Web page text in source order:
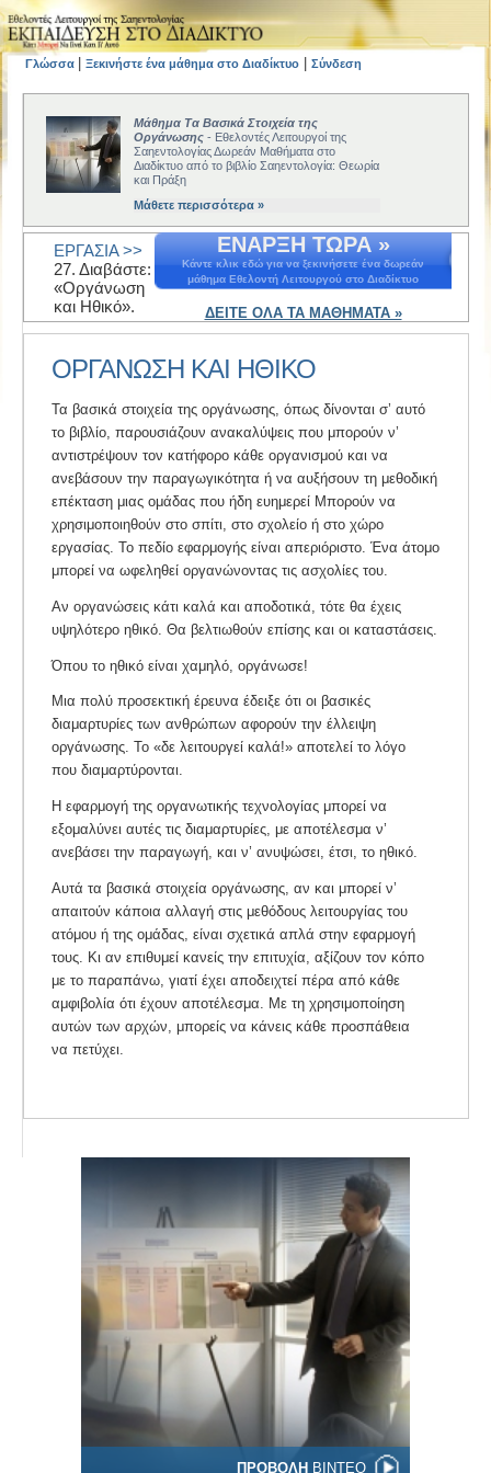
Γλώσσα Ξεκινήστε ένα μάθημα στο Διαδίκτυο Σύνδεση
ΠΡΟΒΟΛΗ ΒΙΝΤΕΟ
Μάθημα Τα Βασικά Στοιχεία της
Οργάνωσης - Εθελοντές Λειτουργοί της
Σαηεντολογίας Δωρεάν Μαθήματα στο
Διαδίκτυο από το βιβλίο Σαηεντολογία: Θεωρία
και Πράξη
Μάθετε περισσότερα »
ΕΝΑΡΞΗ ΤΩΡΑ »
Κάντε κλικ εδώ για να ξεκινήσετε ένα δωρεάν
μάθημα Εθελοντή Λειτουργού στο Διαδίκτυο
ΔΕΙΤΕ ΟΛΑ ΤΑ ΜΑΘΗΜΑΤΑ »
ΕΡΓΑΣΙΑ >>
27. Διαβάστε:
«Οργάνωση
και Ηθικό».
ΟΡΓΑΝΩΣΗ ΚΑΙ ΗΘΙΚΟ
Τα βασικά στοιχεία της οργάνωσης, όπως δίνονται σ’ αυτό
το βιβλίο, παρουσιάζουν ανακαλύψεις που μπορούν ν’
αντιστρέψουν τον κατήφορο κάθε οργανισμού και να
ανεβάσουν την παραγωγικότητα ή να αυξήσουν τη μεθοδική
επέκταση μιας ομάδας που ήδη ευημερεί Μπορούν να
χρησιμοποιηθούν στο σπίτι, στο σχολείο ή στο χώρο
εργασίας. Το πεδίο εφαρμογής είναι απεριόριστο. Ένα άτομο
μπορεί να ωφεληθεί οργανώνοντας τις ασχολίες του.
Αν οργανώσεις κάτι καλά και αποδοτικά, τότε θα έχεις
υψηλότερο ηθικό. Θα βελτιωθούν επίσης και οι καταστάσεις.
Όπου το ηθικό είναι χαμηλό, οργάνωσε!
Μια πολύ προσεκτική έρευνα έδειξε ότι οι βασικές
διαμαρτυρίες των ανθρώπων αφορούν την έλλειψη
οργάνωσης. Το «δε λειτουργεί καλά!» αποτελεί το λόγο
που διαμαρτύρονται.
Η εφαρμογή της οργανωτικής τεχνολογίας μπορεί να
εξομαλύνει αυτές τις διαμαρτυρίες, με αποτέλεσμα ν’
ανεβάσει την παραγωγή, και ν’ ανυψώσει, έτσι, το ηθικό.
Αυτά τα βασικά στοιχεία οργάνωσης, αν και μπορεί ν’
απαιτούν κάποια αλλαγή στις μεθόδους λειτουργίας του
ατόμου ή της ομάδας, είναι σχετικά απλά στην εφαρμογή
τους. Κι αν επιθυμεί κανείς την επιτυχία, αξίζουν τον κόπο
με το παραπάνω, γιατί έχει αποδειχτεί πέρα από κάθε
αμφιβολία ότι έχουν αποτέλεσμα. Με τη χρησιμοποίηση
αυτών των αρχών, μπορείς να κάνεις κάθε προσπάθεια
να πετύχει.